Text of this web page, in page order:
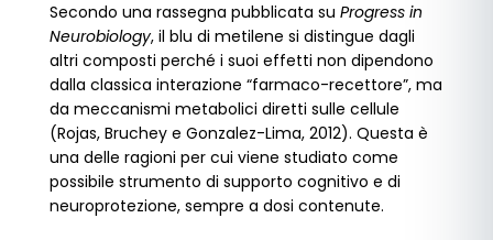
Secondo una rassegna pubblicata su Progress in
Neurobiology, il blu di metilene si distingue dagli
altri composti perché i suoi effetti non dipendono
dalla classica interazione “farmaco-recettore”, ma
da meccanismi metabolici diretti sulle cellule
(Rojas, Bruchey e Gonzalez-Lima, 2012). Questa è
una delle ragioni per cui viene studiato come
possibile strumento di supporto cognitivo e di
neuroprotezione, sempre a dosi contenute.